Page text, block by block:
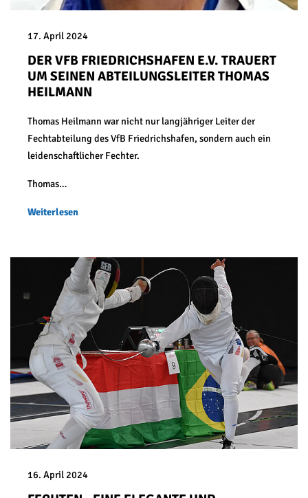
17. April 2024
DER VFB FRIEDRICHSHAFEN E.V. TRAUERT
UM SEINEN ABTEILUNGSLEITER THOMAS
HEILMANN
Thomas Heilmann war nicht nur langjähriger Leiter der
Fechtabteilung des VfB Friedrichshafen, sondern auch ein
leidenschaftlicher Fechter.
Thomas…
Weiterlesen
16. April 2024